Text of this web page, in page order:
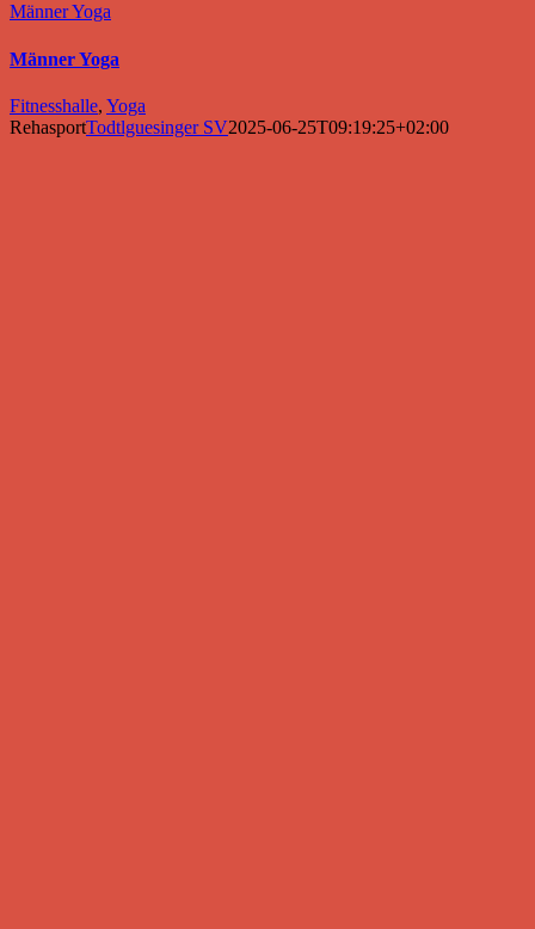
Männer Yoga
Männer Yoga
Fitnesshalle, Yoga
RehasportTodtlguesinger SV2025-06-25T09:19:25+02:00